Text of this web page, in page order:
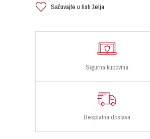
Sačuvajte u listi želja
Sigurna kupovina
Besplatna dostava